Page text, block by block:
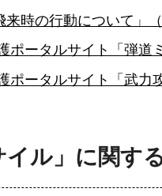
来時の行動について」
ポータルサイト「弾道
ポータルサイト「武力
イル」に関す